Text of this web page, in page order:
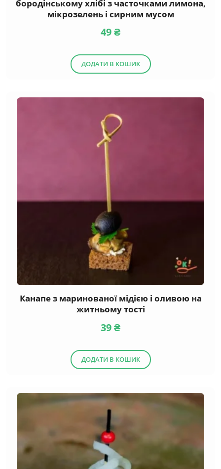
бородінському хлібі з часточками лимона,
мікрозелень і сирним мусом
49₴
ДОДАТИ В КОШИК
Канапе з маринованої мідією і оливою на
житньому тості
39₴
ДОДАТИ В КОШИК